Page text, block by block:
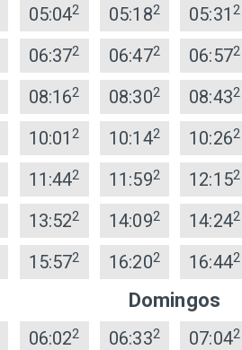
05:042 05:182 05:31 2
06:372 06:472 06:572
08:162 08:302 08:432
10:012 10:142 10:262
11:442 11:592 12:152
13:522 14:092 14:242
15:572 16:202 16:442
Domingos
06:022 06:332 07:042